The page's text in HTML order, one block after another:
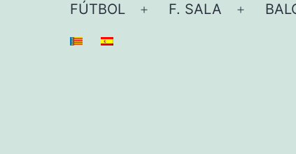
FÚTBOL
Abrir
F. SALA
Abrir